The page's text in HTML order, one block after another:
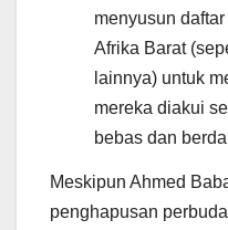
menyusun
Afrika Barat
lainnya) untuk
mereka diakui
bebas dan
Meskipun Ahmed
penghapusan